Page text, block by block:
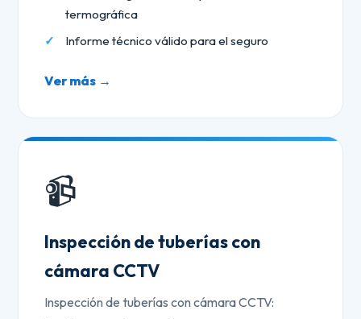
termográfica
Informe técnico válido para el seguro
Ver más →
📹
Inspección de tuberías con
cámara CCTV
Inspección de tuberías con cámara CCTV: